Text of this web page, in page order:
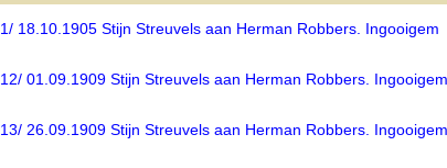
1/ 18.10.1905 Stijn Streuvels aan Herman Robbers. Ingooigem
12/ 01.09.1909 Stijn Streuvels aan Herman Robbers. Ingooigem
13/ 26.09.1909 Stijn Streuvels aan Herman Robbers. Ingooigem